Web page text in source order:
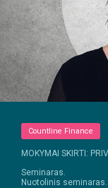
Countline Finance
MOKYMAI SKIRTI:
Seminaras.
Nuotolinis seminaras.